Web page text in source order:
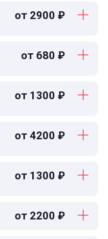
от 2900 ₽
от 680 ₽
от 1300 ₽
от 4200 ₽
от 1300 ₽
от 2200 ₽